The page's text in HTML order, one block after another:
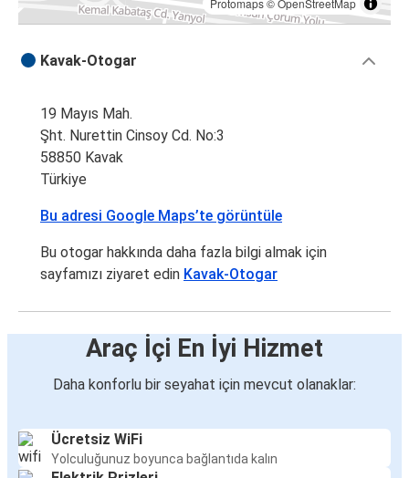
Protomaps©OpenStreetMap
Kavak-Otogar
19 Mayıs Mah.
Şht. Nurettin Cinsoy Cd. No:3
58850 Kavak
Türkiye
Bu adresi Google Maps’te görüntüle
Bu otogar hakkında daha fazla bilgi almak için
sayfamızı ziyaret edin Kavak-Otogar
Araç İçi En İyi Hizmet
Daha konforlu bir seyahat için mevcut olanaklar:
Ücretsiz WiFi
Yolculuğunuz boyunca bağlantıda kalın